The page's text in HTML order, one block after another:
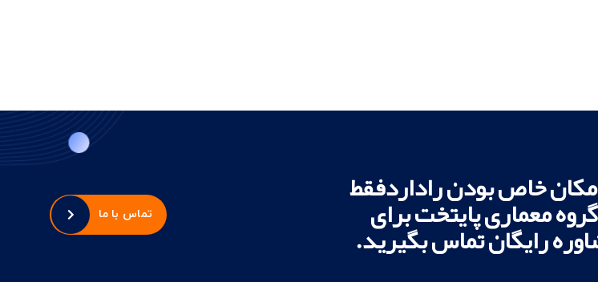
خاص بودن راداردفقط
معماری پایتخت برای
رایگان تماس بگیرید.
تماس با ما